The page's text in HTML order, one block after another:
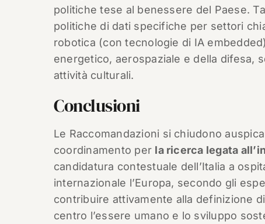
politiche tese al benessere del Paese.
politiche di dati specifiche per settori
robotica (con tecnologie di IA
energetico, aerospaziale e della difesa,
attività culturali.
Conclusioni
Le Raccomandazioni si chiudono
coordinamento per la ricerca legata
candidatura contestuale dell’Italia a
internazionale l’Europa, secondo gli
contribuire attivamente alla definizione
centro l’essere umano e lo sviluppo